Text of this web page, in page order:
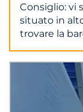
Consiglio: vi
situato in
trovare la